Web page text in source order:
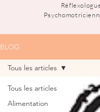
BLOG
Tous les articles
Alimentation
Tous les articles